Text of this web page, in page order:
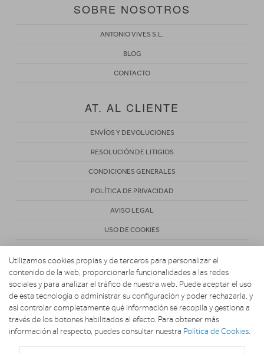
SOBRE NOSOTROS
ANTONIO VIVES S.L.
BLOG
CONTACTO
AT. AL CLIENTE
ENVÍOS Y DEVOLUCIONES
RESOLUCIÓN DE LITIGIOS
CONDICIONES GENERALES
POLÍTICA DE PRIVACIDAD
AVISO LEGAL
USO DE COOKIES
Copyright 2026. ANTONIO VIVES S.L.
Utilizamos cookies propias y de terceros para personalizar el
contenido de la web, proporcionarle funcionalidades a las redes
sociales y para analizar el tráfico de nuestra web. Puede aceptar el uso
de esta tecnología o administrar su configuración y poder rechazarla, y
así controlar completamente qué información se recopila y gestiona a
través de los botones habilitados al efecto. Para obtener más
información al respecto, puedes consultar nuestra Política de Cookies.